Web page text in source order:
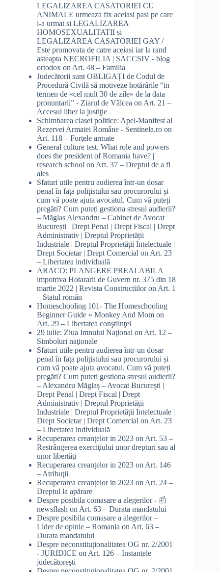
LEGALIZAREA CASATORIEI CU
ANIMALE urmeaza fix aceiasi pasi pe care
i-a urmat si LEGALIZAREA
HOMOSEXUALITATII si
LEGALIZAREA CASATORIEI GAY /
Este promovata de catre aceiasi iar la rand
asteapta NECROFILIA | SACCSIV - blog
ortodox on Art. 48 – Familia
Judecătorii sunt OBLIGAȚI de Codul de
Procedură Civilă să motiveze hotărârile “in
termen de «cel mult 30 de zile» de la data
pronuntarii” - Ziarul de Vâlcea on Art. 21 –
Accesul liber la justiţie
Schimbarea clasei politice: Apel-Manifest al
Rezervei Armatei Române - Sentinela.ro on
Art. 118 – Forţele armate
General culture test. What role and powers
does the president of Romania have? |
research school on Art. 37 – Dreptul de a fi
ales
Sfaturi utile pentru audierea într-un dosar
penal în fața polițistului sau procurorului și
cum vă poate ajuta avocatul. Cum vă puteți
pregăti? Cum puteți gestiona stresul audierii?
– Măglaș Alexandru – Cabinet de Avocat
București | Drept Penal | Drept Fiscal | Drept
Administrativ | Dreptul Proprietății
Industriale | Dreptul Proprietății Intelectuale |
Drept Societar | Drept Comercial on Art. 23
– Libertatea individuală
ARACO: PLANGERE PREALABILA
impotriva Hotararii de Guvern nr. 375 din 18
martie 2022 | Revista Constructiiloron Art. 1
– Statul român
Homeschooling 101- The Homeschooling
Beginner Guide » Monkey And Mom on
Art. 29 – Libertatea conştiinţei
29 iulie: Ziua Imnului Naţional on Art. 12 –
Simboluri naţionale
Sfaturi utile pentru audierea într-un dosar
penal în fața polițistului sau procurorului și
cum vă poate ajuta avocatul. Cum vă puteți
pregăti? Cum puteți gestiona stresul audierii?
– Alexandru Măglaș – Avocat București |
Drept Penal | Drept Fiscal | Drept
Administrativ | Dreptul Proprietății
Industriale | Dreptul Proprietății Intelectuale |
Drept Societar | Drept Comercial on Art. 23
– Libertatea individuală
Recuperarea creanțelor in 2023 on Art. 53 –
Restrângerea exerciţiului unor drepturi sau al
unor libertăţi
Recuperarea creanțelor in 2023 on Art. 146
– Atribuţii
Recuperarea creanțelor in 2023 on Art. 24 –
Dreptul la apărare
Despre posibila comasare a alegerilor - 📰
newsflash on Art. 63 – Durata mandatului
Despre posibila comasare a alegerilor –
Lider de opinie – Romania on Art. 63 –
Durata mandatului
Despre neconstituționalitatea OG nr. 2/2001
- JURIDICE on Art. 126 – Instanţele
judecătoreşti